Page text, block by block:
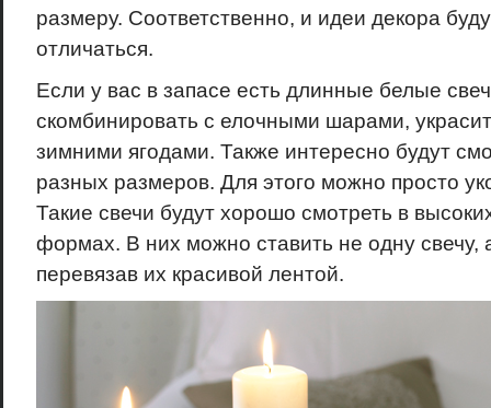
размеру. Соответственно, и идеи декора
отличаться.
Если у вас в запасе есть длинные белые
скомбинировать с елочными шарами,
зимними ягодами. Также интересно будут
разных размеров. Для этого можно просто
Такие свечи будут хорошо смотреть в
формах. В них можно ставить не одну свечу,
перевязав их красивой лентой.